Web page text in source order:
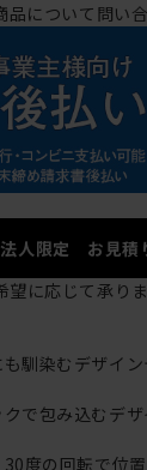
品について問い
法人限定 お見積
望に応じて承りま
馴染むデザイ
で包み込むデ
度の回転で位